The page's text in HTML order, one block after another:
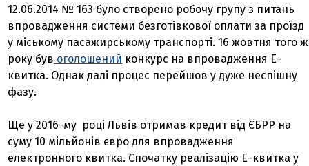
12.06.2014 № 163 було створено робочу групу з питань
впровадження системи безготівкової оплати за проїзд
у міському пасажирському транспорті. 16 жовтня того ж
року був оголошений конкурс на впровадження Е-
квитка. Однак далі процес перейшов у дуже неспішну
фазу.
Ще у 2016-му році Львів отримав кредит від ЄБРР на
суму 10 мільйонів євро для впровадження
електронного квитка. Спочатку реалізацію Е-квитка у